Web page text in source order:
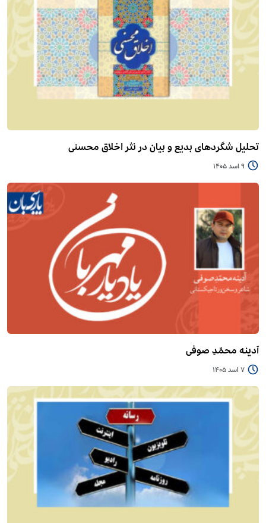
تحلیل شگردهای بدیع و بیان در نثر اخلاق محسنی
9 اسد 1405
آدینه محمّدِ صوفی
7 اسد 1405